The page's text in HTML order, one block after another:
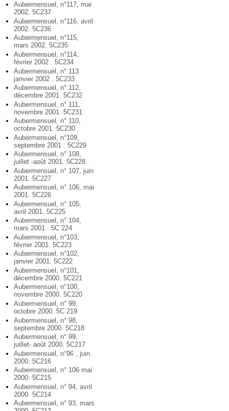
Aubermensuel, n°117, mai
2002. 5C237
Aubermensuel, n°116, avril
2002. 5C236
Aubermensuel, n°115,
mars 2002. 5C235
Aubermensuel, n°114,
février 2002 . 5C234
Aubermensuel, n° 113
janvier 2002 . 5C233
Aubermensuel, n° 112,
décembre 2001. 5C232
Aubermensuel, n° 111,
novembre 2001 .5C231
Aubermensuel, n° 110,
octobre 2001. 5C230
Aubermensuel, n°109,
septembre 2001 . 5C229
Aubermensuel, n° 108,
juillet -août 2001. 5C228
Aubermensuel, n° 107, juin
2001. 5C227
Aubermensuel, n° 106, mai
2001. 5C226
Aubermensuel, n° 105,
avril 2001. 5C225
Aubermensuel, n° 104,
mars 2001 . 5C 224
Aubermensuel, n°103,
février 2001. 5C223
Aubermensuel, n°102,
janvier 2001. 5C222
Aubermensuel, n°101,
décembre 2000. 5C221
Aubermensuel, n°100,
novembre 2000. 5C220
Aubermensuel, n° 99,
octobre 2000. 5C 219
Aubermensuel, n° 98,
septembre 2000. 5C218
Aubermensuel, n° 99,
juillet- août 2000. 5C217
Aubermensuel, n°96 , juin
2000. 5C216
Aubermensuel, n° 106 mai
2000. 5C215
Aubermensuel, n° 94, avril
2000. 5C214
Aubermensuel, n° 93, mars